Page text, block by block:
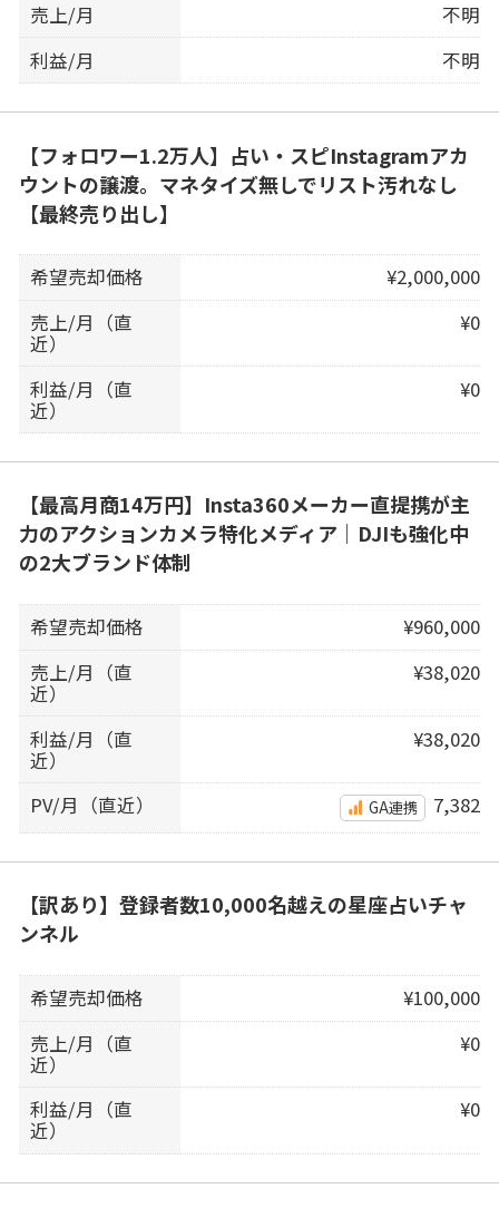
売上/月
不明
利益/月
不明
【フォロワー1.2万人】占い・スピInstagramアカ
ウントの譲渡。マネタイズ無しでリスト汚れなし
【最終売り出し】
希望売却価格
¥2,000,000
売上/月（直
近）
¥0
利益/月（直
近）
¥0
【最高月商14万円】Insta360メーカー直提携が主
力のアクションカメラ特化メディア｜DJIも強化中
の2大ブランド体制
希望売却価格
¥960,000
売上/月（直
近）
¥38,020
利益/月（直
近）
¥38,020
PV/月（直近） GA連携 7,382
【訳あり】登録者数10,000名越えの星座占いチャ
ンネル
希望売却価格
¥100,000
売上/月（直
近）
¥0
利益/月（直
近）
¥0